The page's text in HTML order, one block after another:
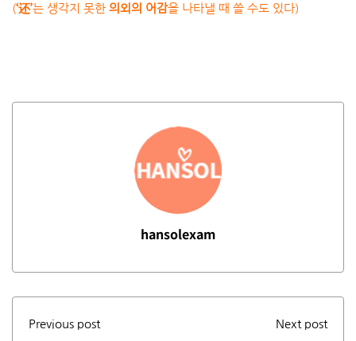
(‘还’는 생각지 못한 의외의 어감을 나타낼 때 쓸 수도 있다)
hansolexam
Previous post Next post